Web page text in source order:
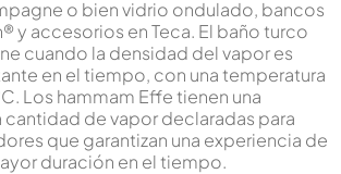
o bien vidrio ondulado, bancos
y accesorios en Teca. El baño turco
cuando la densidad del vapor es
en el tiempo, con una temperatura
Los hammam Effe tienen una
cantidad de vapor declaradas para
que garantizan una experiencia de
duración en el tiempo.